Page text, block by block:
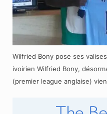
Wilfried Bony pose ses
ivoirien Wilfried Bony,
(premier league anglaise)